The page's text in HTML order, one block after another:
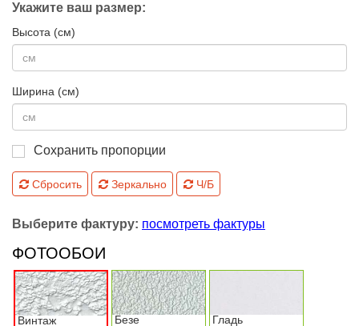
Укажите ваш размер:
Высота (см)
Ширина (см)
Сохранить пропорции
Сбросить Зеркально Ч/Б
Выберите фактуру: посмотреть фактуры
ФОТООБОИ
Винтаж Безе Гладь